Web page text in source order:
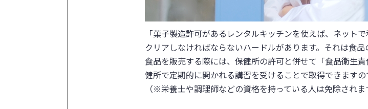
「菓子製造許可があるレンタルキッチンを使えば、ネット
クリアしなければならないハードルがあります。それは食品
食品を販売する際には、保健所の許可と併せて「食品衛生
健所で定期的に開かれる講習を受けることで取得できます
（※栄養士や調理師などの資格を持っている人は免除されま